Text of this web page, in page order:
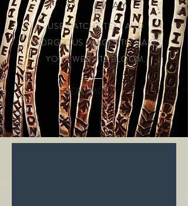
YOUR WAY
USE CATCHY TEXT AND
GORGEOUS IMAGES TO MAKE
YOUR WEBSITE BLOOM.
READ MORE